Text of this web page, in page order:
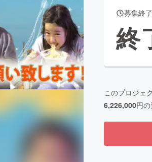
Social GoodCAMPFIRE Creation
るさと納税machi-ya コミュニティ
募集終
終
このプロジェ
6,226,000円の